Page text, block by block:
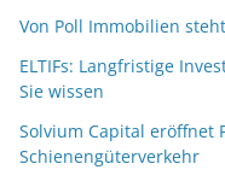
Von Poll Immobilien
ELTIFs: Langfristige
Sie wissen
Solvium Capital eröffnet
Schienengüterverkehr